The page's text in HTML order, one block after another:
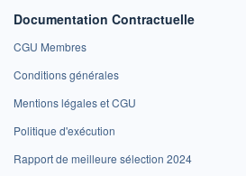
Documentation Contractuelle
CGU Membres
Conditions générales
Mentions légales et CGU
Politique d'exécution
Rapport de meilleure sélection 2024